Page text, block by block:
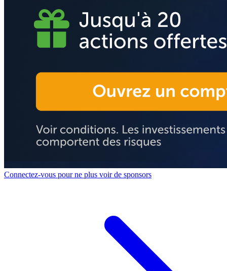
Connectez-vous pour ne plus voir de sponsors